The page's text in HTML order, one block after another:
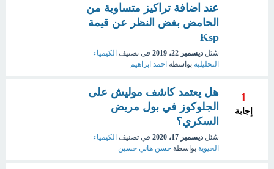
عند اضافة تراكيز متساوية من
الحامض بغض النظر عن قيمة
Ksp
سُئل ديسمبر 22، 2019 في تصنيف الكيمياء
التحليلية بواسطة احمد ابراهيم
1
إجابة
هل يعتمد كاشف موليش على
الجلوكوز في بول مريض
السكري؟
سُئل ديسمبر 17، 2020 في تصنيف الكيمياء
الحيوية بواسطة حسن هاني حسين